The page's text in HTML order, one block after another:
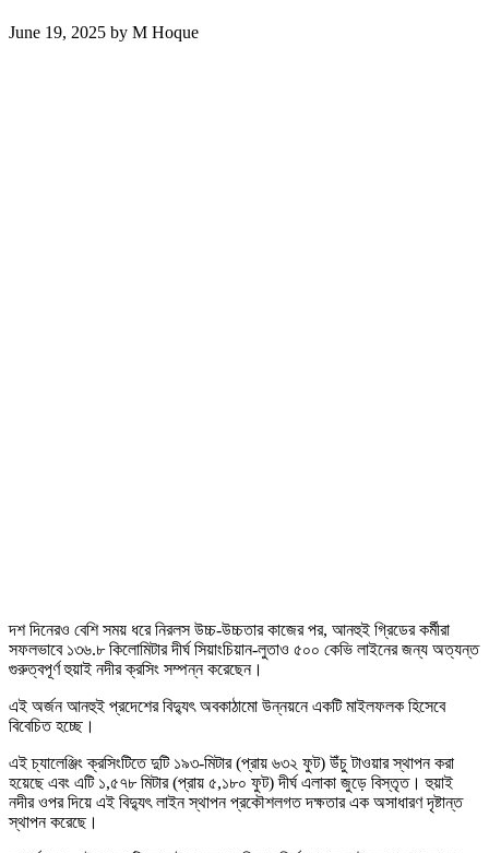
June 19, 2025 by M Hoque
দশ দিনেরও বেশি সময় ধরে নিরলস উচ্চ-উচ্চতার কাজের পর, আনহুই গ্রিডের কর্মীরা
সফলভাবে ১৩৬.৮ কিলোমিটার দীর্ঘ সিয়াংচিয়ান-লুতাও ৫০০ কেভি লাইনের জন্য অত্যন্ত
গুরুত্বপূর্ণ হুয়াই নদীর ক্রসিং সম্পন্ন করেছেন।
এই অর্জন আনহুই প্রদেশের বিদ্যুৎ অবকাঠামো উন্নয়নে একটি মাইলফলক হিসেবে
বিবেচিত হচ্ছে।
এই চ্যালেঞ্জিং ক্রসিংটিতে দুটি ১৯৩-মিটার (প্রায় ৬৩২ ফুট) উঁচু টাওয়ার স্থাপন করা
হয়েছে এবং এটি ১,৫৭৮ মিটার (প্রায় ৫,১৮০ ফুট) দীর্ঘ এলাকা জুড়ে বিস্তৃত। হুয়াই
নদীর ওপর দিয়ে এই বিদ্যুৎ লাইন স্থাপন প্রকৌশলগত দক্ষতার এক অসাধারণ দৃষ্টান্ত
স্থাপন করেছে।